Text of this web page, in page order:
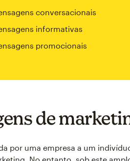
conversacionais
informativas
promocionais
de
por uma empresa a um